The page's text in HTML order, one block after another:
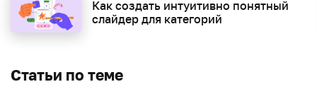
Как создать интуитивно понятный
слайдер для категорий
Статьи по теме